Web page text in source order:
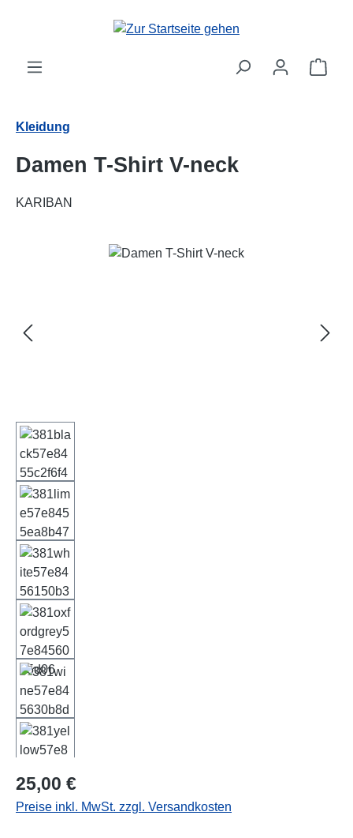
Zum Hauptinhalt springen
Kleidung
Damen T-Shirt V-neck
KARIBAN
Bildergalerie überspringen
Regulärer Preis:
25,00 €
Preise inkl. MwSt. zzgl. Versandkosten